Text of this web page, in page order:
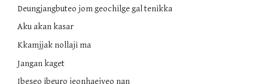
Deungjangbuteo jom geochilge gal tenikka
Aku akan kasar
Kkamjjak nollaji ma
Jangan kaget
Ibeseo ibeuro jeonhaejyeo nan